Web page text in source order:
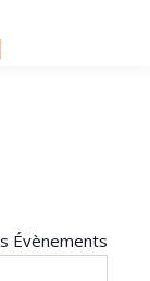
Évènements